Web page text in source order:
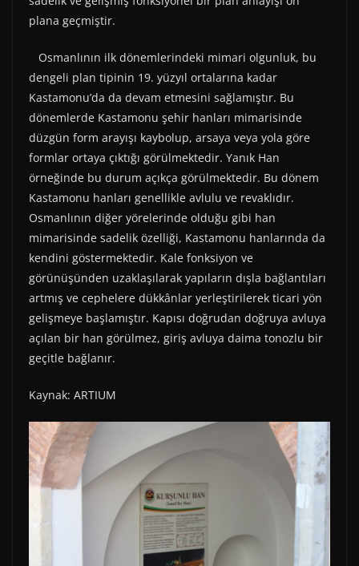
plana geçmiştir.
Osmanlının ilk dönemlerindeki mimari olgunluk, bu
dengeli plan tipinin 19. yüzyıl ortalarına kadar
Kastamonu’da da devam etmesini sağlamıştır. Bu
dönemlerde Kastamonu şehir hanları mimarisinde
düzgün form arayışı kaybolup, arsaya veya yola göre
formlar ortaya çıktığı görülmektedir. Yanık Han
örneğinde bu durum açıkça görülmektedir. Bu dönem
Kastamonu hanları genellikle avlulu ve revaklıdır.
Osmanlının diğer yörelerinde olduğu gibi han
mimarisinde sadelik özelliği, Kastamonu hanlarında da
kendini göstermektedir. Kale fonksiyon ve
görünüşünden uzaklaşılarak yapıların dışla bağlantıları
artmış ve cephelere dükkânlar yerleştirilerek ticari yön
gelişmeye başlamıştır. Kapısı doğrudan doğruya avluya
açılan bir han görülmez, giriş avluya daima tonozlu bir
geçitle bağlanır.
Kaynak: ARTIUM